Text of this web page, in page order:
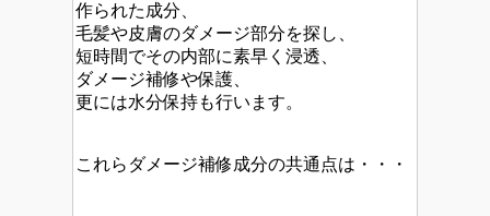
作られた成分、
毛髪や皮膚のダメージ部分を探し、
短時間でその内部に素早く浸透、
ダメージ補修や保護、
更には水分保持も行います。
これらダメージ補修成分の共通点は・・・